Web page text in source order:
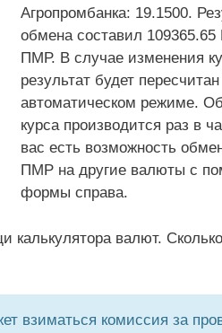
Агропромбанка: 19.1500.
обмена составил 109365.65
ПМР. В случае изменения
результат будет
автоматическом режиме.
курса производится раз в
вас есть возможность
ПМР на другие валюты с
формы справа.
калькулятора валют.
взиматься комиссия за